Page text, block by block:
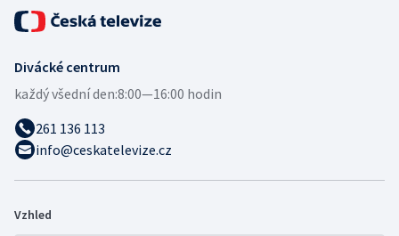
Divácké centrum
každý všední den:8:00—16:00 hodin
261 136 113
info@ceskatelevize.cz
Vzhled